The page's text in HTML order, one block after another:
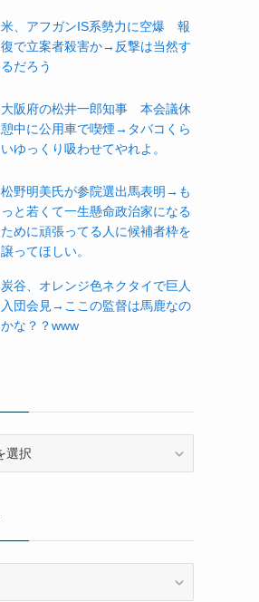
米、アフガンIS系勢力に空爆 報
復で立案者殺害か→反撃は当然す
るだろう
大阪府の松井一郎知事 本会議休
憩中に公用車で喫煙→タバコくら
いゆっくり吸わせてやれよ。
松野明美氏が参院選出馬表明→も
っと若くて一生懸命政治家になる
ために頑張ってる人に候補者枠を
譲ってほしい。
炭谷、オレンジ色ネクタイで巨人
入団会見→ここの監督は馬鹿なの
かな？？www